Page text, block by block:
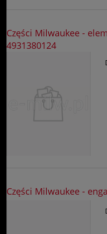
Części Milwaukee -
4931380124
Części Milwaukee -